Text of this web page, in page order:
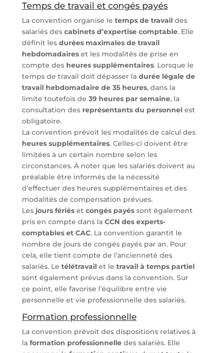
Temps de travail et congés payés
La convention organise le temps de travaildes
salariés des cabinets d’expertise comptable. Elle
définit les durées maximales de travail
hebdomadaireset les modalités de prise en
compte des heures supplémentaires. Lorsque le
temps de travail doit dépasser la durée légale de
travail hebdomadaire de 35 heures, dans la
limite toutefois de 39 heures par semaine, la
consultation des représentants du personnelest
obligatoire.
La convention prévoit les modalités de calcul des
heures supplémentaires. Celles-ci doivent être
limitées à un certain nombre selon les
circonstances. À noter que les salariés doivent au
préalable être informés de la nécessité
d’effectuer des heures supplémentaires et des
modalités de compensation prévues.
Les jours fériéset congés payéssont également
pris en compte dans la CCN des experts-
comptables et CAC. La convention garantit le
nombre de jours de congés payés par an. Pour
cela, elle tient compte de l’ancienneté des
salariés. Le télétravailet le travail à temps partiel
sont également prévus dans la convention. Sur
ce point, elle favorise l’équilibre entre vie
personnelle et vie professionnelle des salariés.
Formation professionnelle
La convention prévoit des dispositions relatives à
la formation professionnelledes salariés. Elle